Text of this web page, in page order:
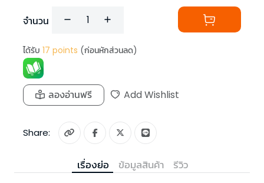
จำนวน
ได้รับ 17 points (ก่อนหักส่วนลด)
ลองอ่านฟรี Add Wishlist
Share:
เรื่องย่อ ข้อมูลสินค้า รีวิว